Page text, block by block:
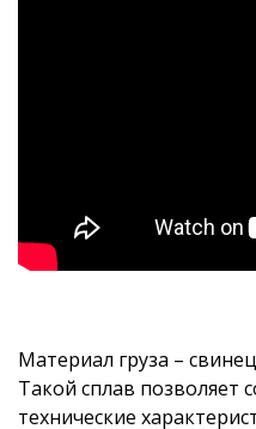
Материал груза –
Такой сплав позволяет
технические